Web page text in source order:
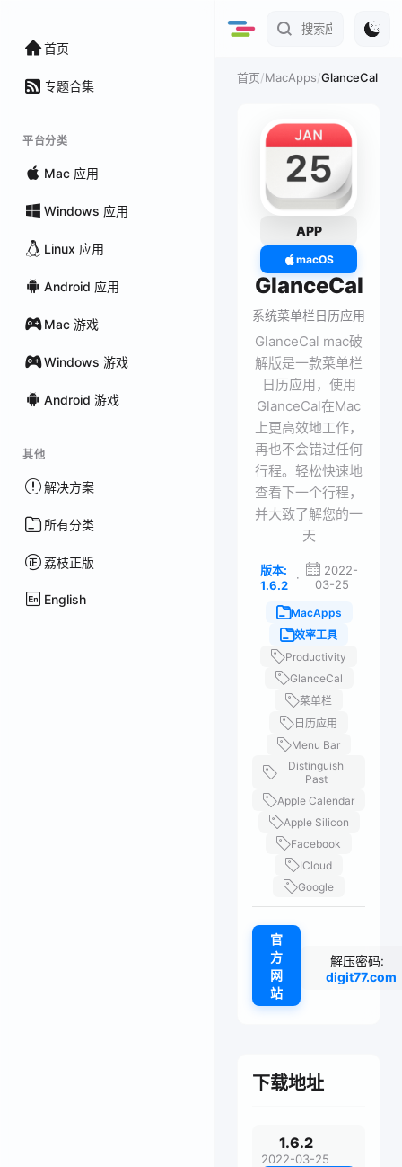
首页
专题合集
平台分类
Mac 应用
Windows 应用
Linux 应用
Android 应用
Mac 游戏
Windows 游戏
Android 游戏
其他
解决方案
所有分类
荔枝正版
English
首页/MacApps/GlanceCal
APP
macOS
GlanceCal
系统菜单栏日历应用
GlanceCal mac破
解版是一款菜单栏
日历应用，使用
GlanceCal在Mac
上更高效地工作，
再也不会错过任何
行程。轻松快速地
查看下一个行程，
并大致了解您的一
天
版本:
1.6.2
·
2022-
03-25
MacApps
效率工具
Productivity
GlanceCal
菜单栏
日历应用
Menu Bar
Distinguish
Past
Apple Calendar
Apple Silicon
Facebook
ICloud
Google
官
方
网
站
解压密码:
digit77.com
下载地址
1.6.2
2022-03-25